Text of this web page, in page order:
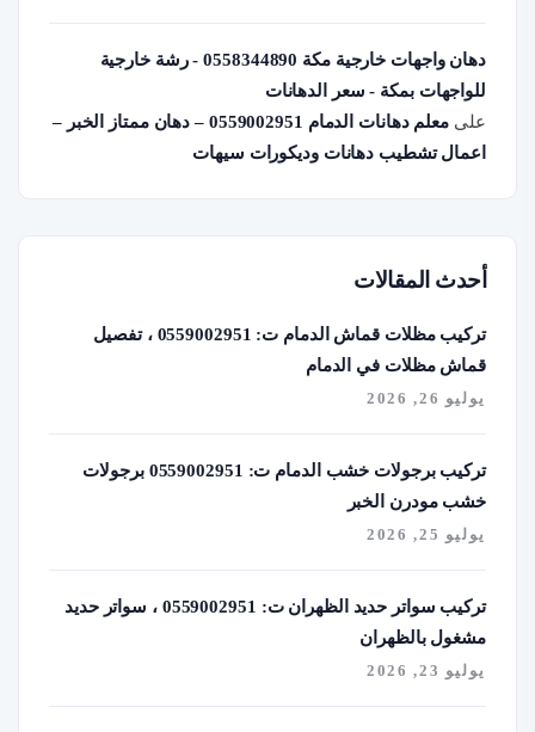
دهان واجهات خارجية مكة 0558344890 - رشة خارجية
للواجهات بمكة - سعر الدهانات
على
معلم دهانات الدمام 0559002951 – دهان ممتاز الخبر –
اعمال تشطيب دهانات وديكورات سيهات
أحدث المقالات
تركيب مظلات قماش الدمام ت: 0559002951 ، تفصيل
قماش مظلات في الدمام
يوليو 26, 2026
تركيب برجولات خشب الدمام ت: 0559002951 برجولات
خشب مودرن الخبر
يوليو 25, 2026
تركيب سواتر حديد الظهران ت: 0559002951 ، سواتر حديد
مشغول بالظهران
يوليو 23, 2026